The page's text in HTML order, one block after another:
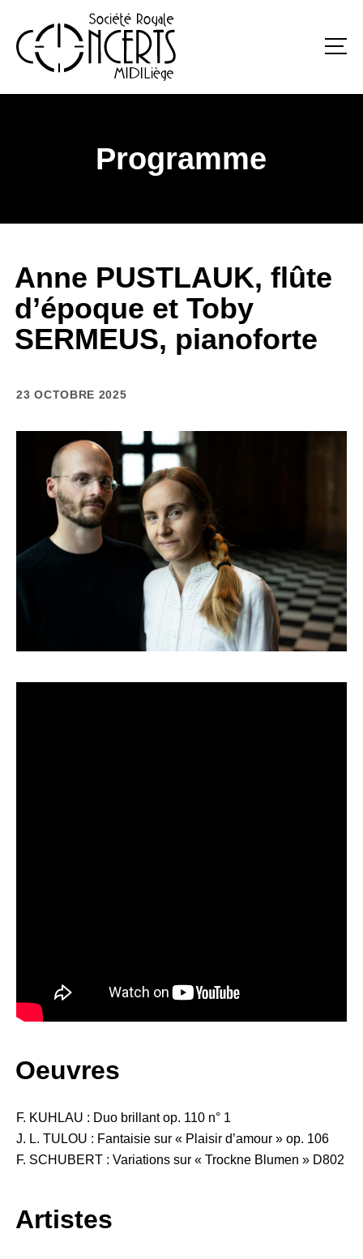
Programme
Anne PUSTLAUK, flûte
d’époque et Toby
SERMEUS, pianoforte
23 OCTOBRE 2025
Oeuvres
F. KUHLAU : Duo brillant op. 110 n° 1
J. L. TULOU : Fantaisie sur « Plaisir d’amour » op. 106
F. SCHUBERT : Variations sur « Trockne Blumen » D802
Artistes